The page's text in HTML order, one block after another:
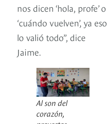
nos dicen ‘hola, profe’ o
‘cuándo vuelven’, ya eso
lo valió todo”, dice
Jaime.
Al son del
corazón,